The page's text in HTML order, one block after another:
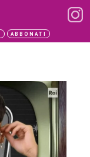
ABBONATI